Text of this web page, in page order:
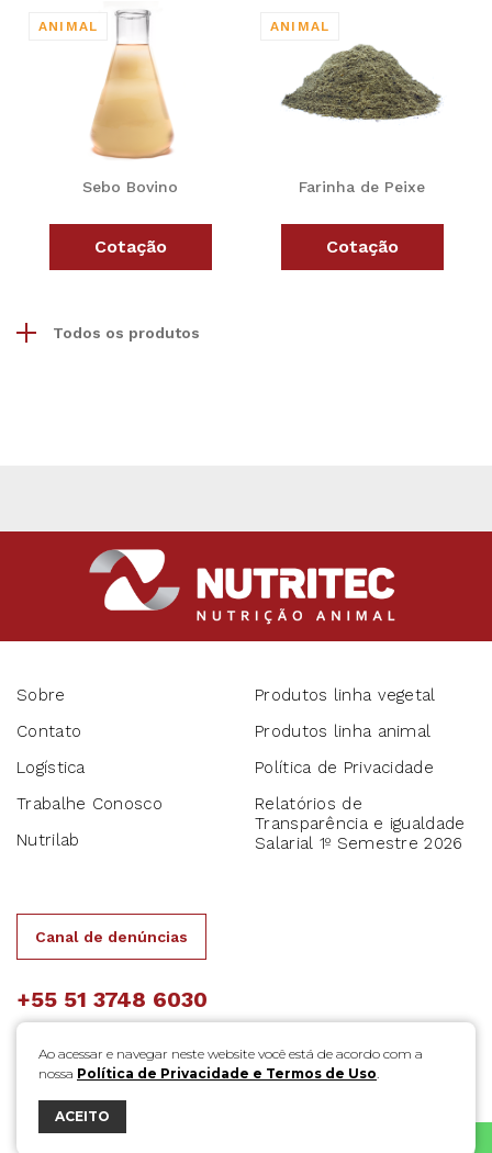
Sebo Bovino
Cotação
Farinha de Peixe
Cotação
Todos os produtos
Sobre
Contato
Logística
Trabalhe Conosco
Nutrilab
Produtos linha vegetal
Produtos linha animal
Política de Privacidade
Relatórios de
Transparência e igualdade
Salarial 1º Semestre 2026
Canal de denúncias
+55 51 3748 6030
Ao acessar e navegar neste website você está de acordo com a
nossa Política de Privacidade e Termos de Uso.
ACEITO